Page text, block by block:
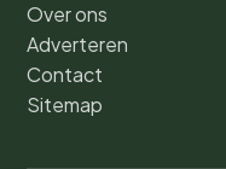
Over ons
Adverteren
Contact
Sitemap